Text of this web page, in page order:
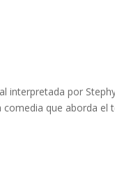
interpretada por
comedia que aborda